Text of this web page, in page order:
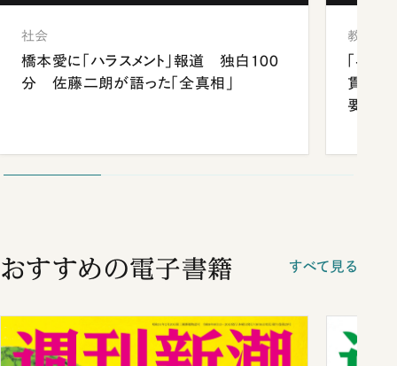
社会
橋本愛に「ハラスメント」報道 独白100
分 佐藤二朗が語った「全真相」
教育
「早
貫校へ
要だっ
おすすめの電子書籍 すべて見る